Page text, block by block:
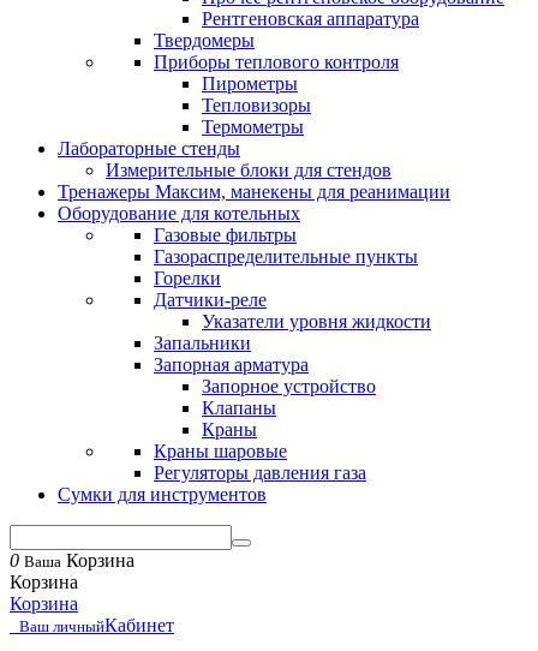
Рентгеновская аппаратура
Твердомеры
Приборы теплового контроля
Пирометры
Тепловизоры
Термометры
Лабораторные стенды
Измерительные блоки для стендов
Тренажеры Максим, манекены для реанимации
Оборудование для котельных
Газовые фильтры
Газораспределительные пункты
Горелки
Датчики-реле
Указатели уровня жидкости
Запальники
Запорная арматура
Запорное устройство
Клапаны
Краны
Краны шаровые
Регуляторы давления газа
Сумки для инструментов
0 Ваша Корзина
Корзина
Корзина
Ваш личныйКабинет